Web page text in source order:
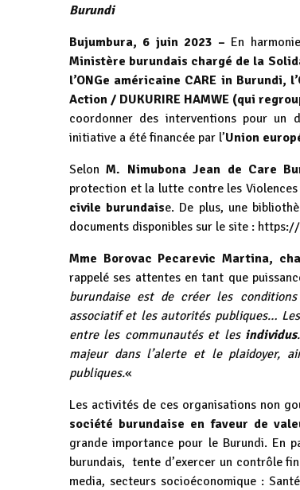
Burundi
Bujumbura, 6 juin 2023 – En
Ministère burundais chargé de la
l’ONGe américaine CARE in Burundi,
Action / DUKURIRE HAMWE (qui
coordonner des interventions pour un
initiative a été financée par l’Union
SelonM. Nimubona Jean de Care
protection et la lutte contre les Violences
civile burundaise. De plus, une
documents disponibles sur le site :
Mme Borovac Pecarevic Martina,
rappelé ses attentes en tant que
burundaise est de créer les
associatif et les autorités publiques…
entre les communautés et les individus
majeur dans l’alerte et le plaidoyer,
publiques.«
Les activités de ces organisations non
société burundaise en faveur de
grande importance pour le Burundi. En
burundais, tente d’exercer un contrôle
media, secteurs socioéconomique :